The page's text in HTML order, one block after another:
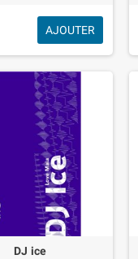
AJOUTER
DJ ice